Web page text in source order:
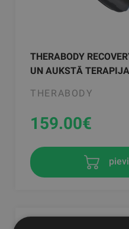
THERABODY
UN AUKSTĀ TERAPIJA
THERABODY
159.00€